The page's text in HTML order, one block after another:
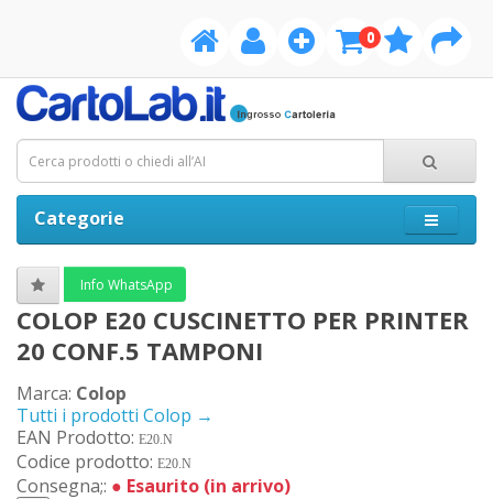
0
Categorie
Info WhatsApp
COLOP E20 CUSCINETTO PER PRINTER
20 CONF.5 TAMPONI
Marca: Colop
Tutti i prodotti Colop →
EAN Prodotto: E20.N
Codice prodotto: E20.N
Consegna;: ● Esaurito (in arrivo)